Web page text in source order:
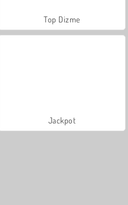
Top Dizme
Jackpot